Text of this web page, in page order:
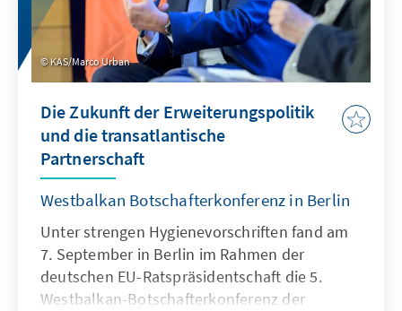
KAS/Marco Urban
Die Zukunft der Erweiterungspolitik
und die transatlantische
Partnerschaft
Westbalkan Botschafterkonferenz in Berlin
Unter strengen Hygienevorschriften fand am
7. September in Berlin im Rahmen der
deutschen EU-Ratspräsidentschaft die 5.
Westbalkan-Botschafterkonferenz der